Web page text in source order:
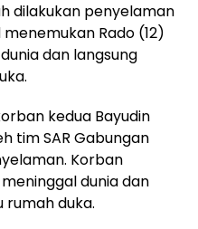
dilakukan penyelaman
Rado (12)
dan langsung
kedua Bayudin
tim SAR Gabungan
Korban
dunia dan
rumah duka.